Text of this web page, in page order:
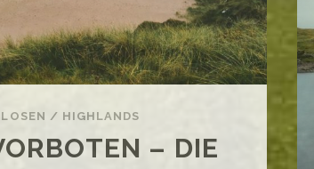
/ HIGHLANDS
– DIE